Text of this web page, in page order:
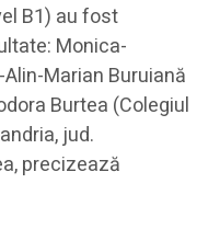
B1) au fost
Monica-
Marian Buruiană
Burtea (Colegiul
jud.
precizează